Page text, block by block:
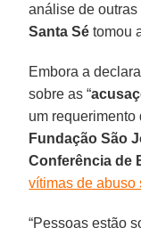
análise de
Santa Sé tomou
Embora a
sobre as “
um requerimento
Fundação São
Conferência de
vítimas de abuso
“Pessoas estão